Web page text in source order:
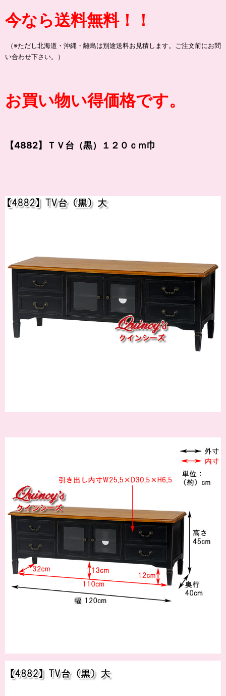
今なら送料無料！！
（※ただし北海道・沖縄・離島は別途送料お見積します。ご注文前にお問
い合わせ下さい。）
お買い物い得価格です。
【4882】ＴＶ台（黒）１２０ｃｍ巾